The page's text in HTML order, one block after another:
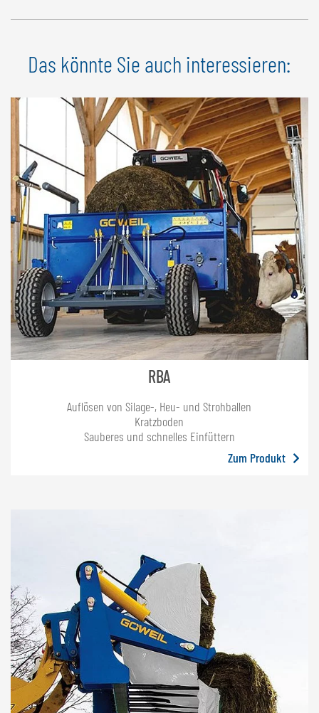
ca. 6-8 m.
Das könnte Sie auch interessieren:
RBA
Auflösen von Silage-, Heu- und Strohballen
Kratzboden
Sauberes und schnelles Einfüttern
Zum Produkt